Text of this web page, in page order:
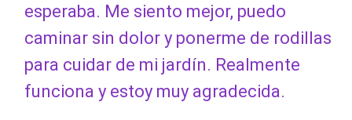
esperaba. Me siento mejor, puedo
caminar sin dolor y ponerme de rodillas
para cuidar de mi jardín. Realmente
funciona y estoy muy agradecida.